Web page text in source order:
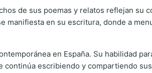
de sus poemas y relatos reflejan su
manifiesta en su escritura, donde a
en España. Su habilidad
continúa escribiendo y compartiendo sus